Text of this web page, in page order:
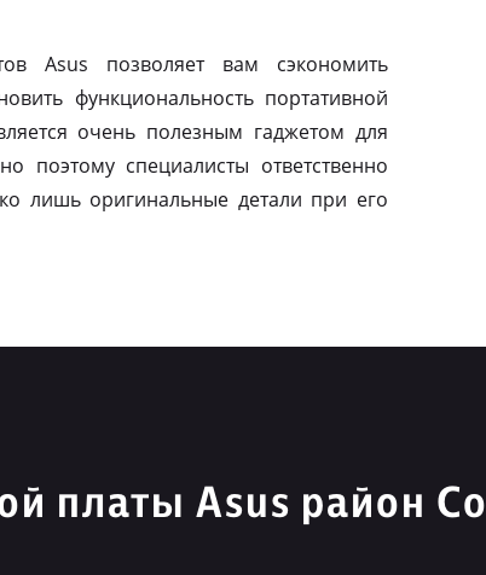
Asus позволяет вам сэкономить
функциональность портативной
очень полезным гаджетом для
поэтому специалисты ответственно
лишь оригинальные детали при его
платы Asus район